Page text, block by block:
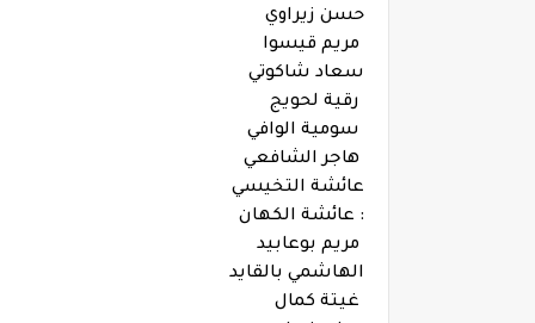
حسن زيراوي
مريم قيسوا
سعاد شاكوتي
رقية لحويج
سومية الوافي
هاجر الشافعي
عائشة التخيسي
: عائشة الكهان
مريم بوعابيد
الهاشمي بالقايد
غيتة كمال